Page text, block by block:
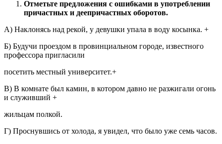
Отметьте предложения с ошибками в употреблении
причастных и деепричастных оборотов.
А) Наклонясь над рекой, у девушки упала в воду косынка. +
Б) Будучи проездом в провинциальном городе, известного
профессора пригласили
посетить местный университет.+
В) В комнате был камин, в котором давно не разжигали огонь
и служивший +
жильцам полкой.
Г) Проснувшись от холода, я увидел, что было уже семь часов.